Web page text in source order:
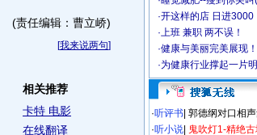
(责任编辑：曹立峤)
[我来说两句]
相关推荐
卡特 电影
在线翻译
·开这样的店 日进3000
·上班 兼职 两不误！
·健康与美丽完美展现！
·为健康行业撑起一片
·听评书 郭德纲对口相
·听小说 鬼吹灯1-精绝